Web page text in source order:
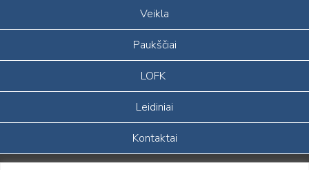
Veikla
Paukščiai
LOFK
Leidiniai
Kontaktai